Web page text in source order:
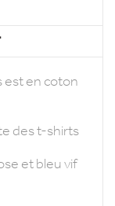
est en coton
des t-shirts
et bleu vif